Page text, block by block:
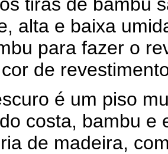
alta e baixa
para fazer o
de
é um piso
costa, bambu e
de madeira,